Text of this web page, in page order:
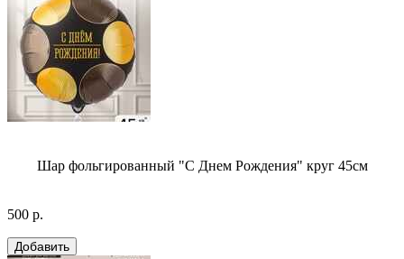
Шар фольгированный "С Днем Рождения" круг 45см
500 р.